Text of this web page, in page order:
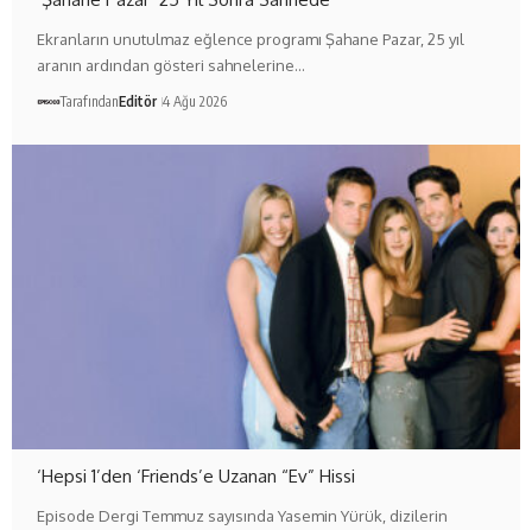
Ekranların unutulmaz eğlence programı Şahane Pazar, 25 yıl
aranın ardından gösteri sahnelerine…
TarafındanEditör 4 Ağu 2026
‘Hepsi 1’den ‘Friends’e Uzanan “Ev” Hissi
Episode Dergi Temmuz sayısında Yasemin Yürük, dizilerin